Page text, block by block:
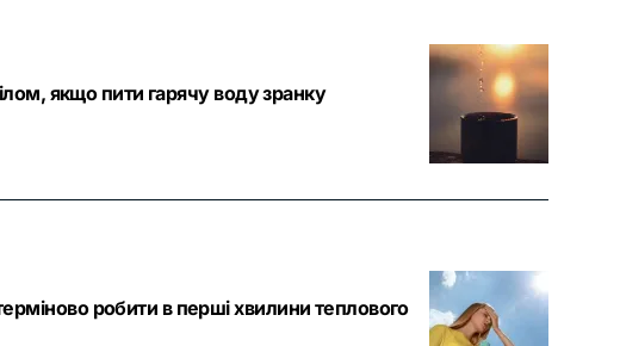
якщо пити гарячу воду зранку
робити в перші хвилини теплового